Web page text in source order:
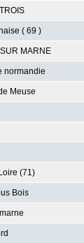
( 69 )
MARNE
normandie
Meuse
(71)
Bois